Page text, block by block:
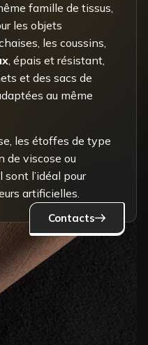
famille de tissus,
les objets
les coussins,
, épais et résistant,
et des sacs de
au même
les étoffes de type
de viscose ou
sont l’idéal pour
artificielles.
Contacts